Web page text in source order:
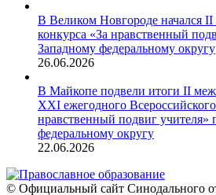
В Великом Новгороде начался
конкурса «За нравственный
Западному федеральному округу
26.06.2026
В Майкопе подвели итоги II
XXI ежегодного
нравственный подвиг
федеральному округу
22.06.2026
© Официальный сайт Синодального